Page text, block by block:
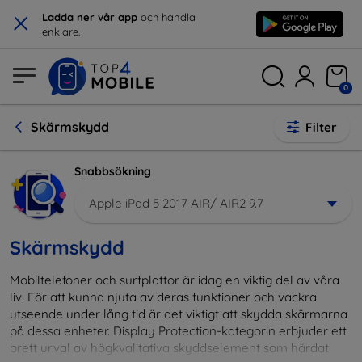
× Ladda ner vår app och handla
enklare.
0
Skärmskydd Filter
Snabbsökning
Apple iPad 5 2017 AIR/ AIR2 9.7
Skärmskydd
Mobiltelefoner och surfplattor är idag en viktig del av våra
liv. För att kunna njuta av deras funktioner och vackra
utseende under lång tid är det viktigt att skydda skärmarna
på dessa enheter. Display Protection-kategorin erbjuder ett
brett urval av högkvalitativa skyddselement som härdat